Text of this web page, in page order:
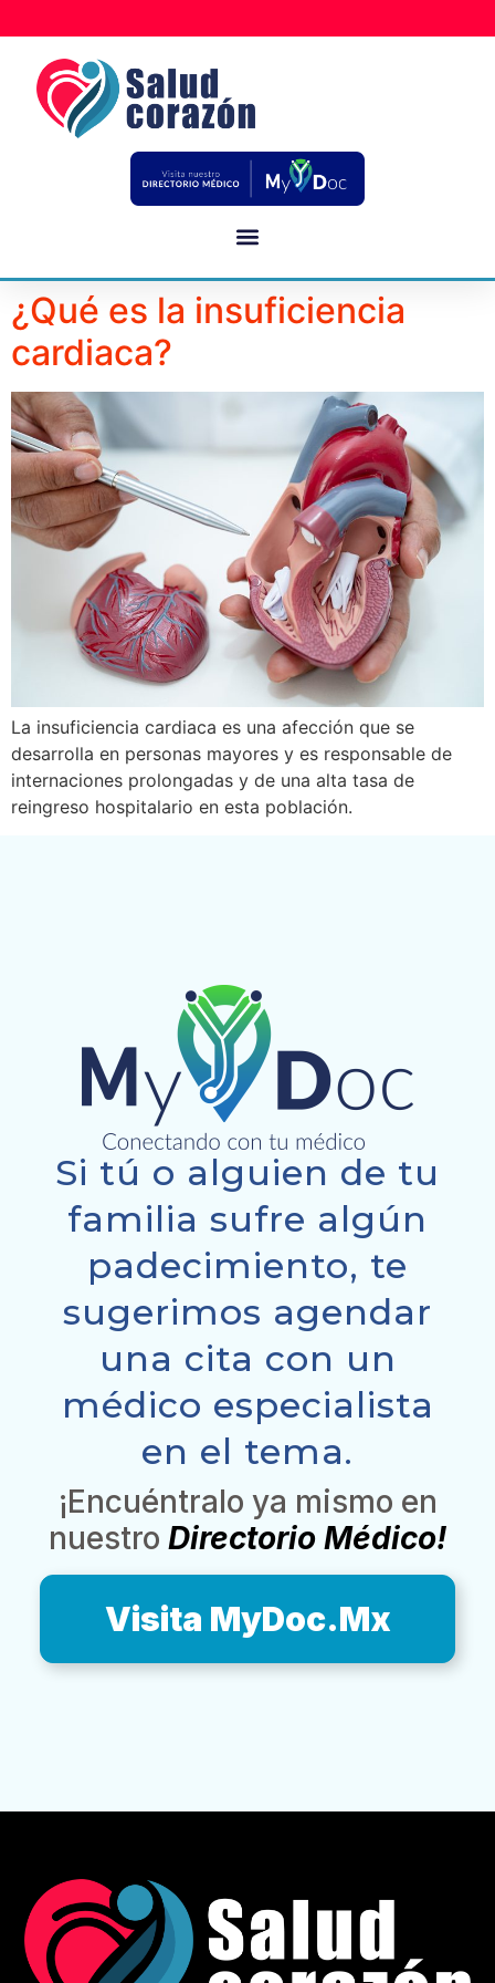
¿Qué es la insuficiencia
cardiaca?
La insuficiencia cardiaca es una afección que se
desarrolla en personas mayores y es responsable de
internaciones prolongadas y de una alta tasa de
reingreso hospitalario en esta población.
Si tú o alguien de tu
familia sufre algún
padecimiento, te
sugerimos agendar
una cita con un
médico especialista
en el tema.
¡Encuéntralo ya mismo en
nuestro Directorio Médico!
Visita MyDoc.Mx